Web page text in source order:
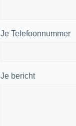
Je Telefoonnummer
Je bericht